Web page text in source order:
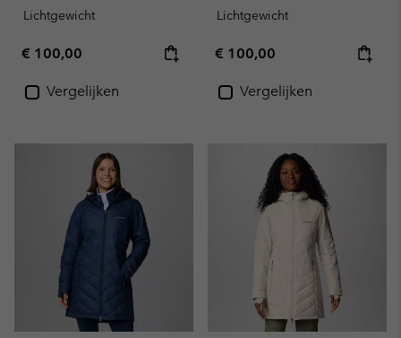
Lichtgewicht
Regular price:
€ 100,00
Vergelijken
Lichtgewicht
Regular price:
€ 100,00
Vergelijken